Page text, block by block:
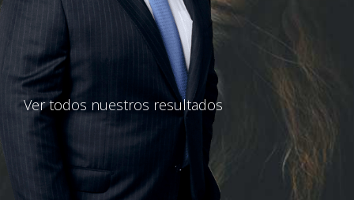
Ver todos nuestros resultados